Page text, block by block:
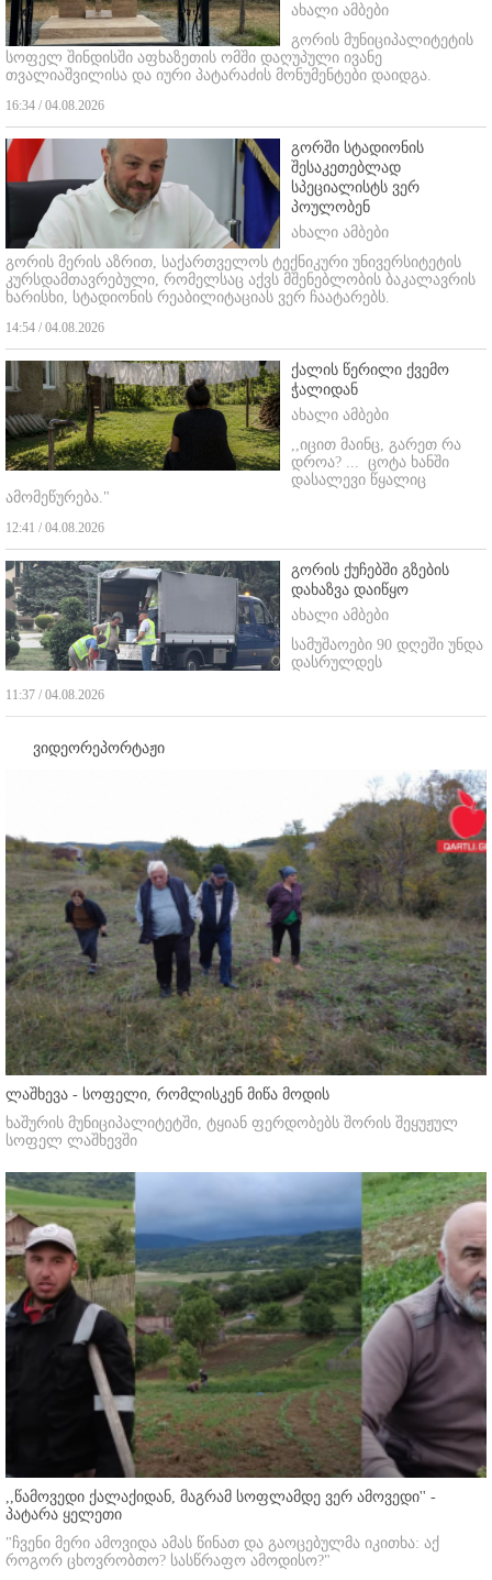
ახალი ამბები
გორის მუნიციპალიტეტის
სოფელ შინდისში აფხაზეთის ომში დაღუპული ივანე
თვალიაშვილისა და იური პატარაძის მონუმენტები დაიდგა.
16:34 / 04.08.2026
გორში სტადიონის
შესაკეთებლად
სპეციალისტს ვერ
პოულობენ
ახალი ამბები
გორის მერის აზრით, საქართველოს ტექნიკური უნივერსიტეტის
კურსდამთავრებული, რომელსაც აქვს მშენებლობის ბაკალავრის
ხარისხი, სტადიონის რეაბილიტაციას ვერ ჩაატარებს.
14:54 / 04.08.2026
ქალის წერილი ქვემო
ჭალიდან
ახალი ამბები
,,იცით მაინც, გარეთ რა
დროა? ... ცოტა ხანში
დასალევი წყალიც
ამომეწურება."
12:41 / 04.08.2026
გორის ქუჩებში გზების
დახაზვა დაიწყო
ახალი ამბები
სამუშაოები 90 დღეში უნდა
დასრულდეს
11:37 / 04.08.2026
ვიდეორეპორტაჟი
ლაშხევა - სოფელი, რომლისკენ მიწა მოდის
ხაშურის მუნიციპალიტეტში, ტყიან ფერდობებს შორის შეყუჟულ
სოფელ ლაშხევში
,,წამოვედი ქალაქიდან, მაგრამ სოფლამდე ვერ ამოვედი'' -
პატარა ყელეთი
"ჩვენი მერი ამოვიდა ამას წინათ და გაოცებულმა იკითხა: აქ
როგორ ცხოვრობთო? სასწრაფო ამოდისო?"